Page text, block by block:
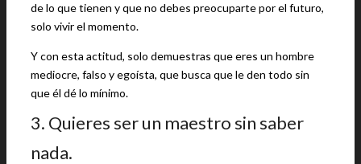
de lo que tienen y que no debes preocuparte por el futuro,
solo vivir el momento.
Y con esta actitud, solo demuestras que eres un hombre
mediocre, falso y egoísta, que busca que le den todo sin
que él dé lo mínimo.
3. Quieres ser un maestro sin saber
nada.